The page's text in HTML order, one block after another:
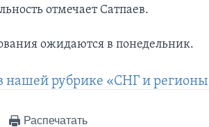
отмечает Сатпаев.
ожидаются в понедельник.
нашей рубрике «СНГ и
Распечатать